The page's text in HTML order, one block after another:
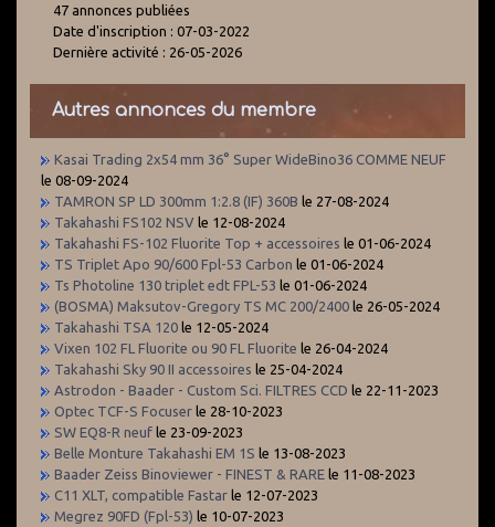
47 annonces publiées
Date d'inscription : 07-03-2022
Dernière activité : 26-05-2026
Autres annonces du membre
Kasai Trading 2x54 mm 36° Super WideBino36 COMME NEUF
le 08-09-2024
TAMRON SP LD 300mm 1:2.8 (IF) 360B le 27-08-2024
Takahashi FS102 NSV le 12-08-2024
Takahashi FS-102 Fluorite Top + accessoires le 01-06-2024
TS Triplet Apo 90/600 Fpl-53 Carbon le 01-06-2024
Ts Photoline 130 triplet edt FPL-53 le 01-06-2024
(BOSMA) Maksutov-Gregory TS MC 200/2400 le 26-05-2024
Takahashi TSA 120 le 12-05-2024
Vixen 102 FL Fluorite ou 90 FL Fluorite le 26-04-2024
Takahashi Sky 90 II accessoires le 25-04-2024
Astrodon - Baader - Custom Sci. FILTRES CCD le 22-11-2023
Optec TCF-S Focuser le 28-10-2023
SW EQ8-R neuf le 23-09-2023
Belle Monture Takahashi EM 1S le 13-08-2023
Baader Zeiss Binoviewer - FINEST & RARE le 11-08-2023
C11 XLT, compatible Fastar le 12-07-2023
Megrez 90FD (Fpl-53) le 10-07-2023